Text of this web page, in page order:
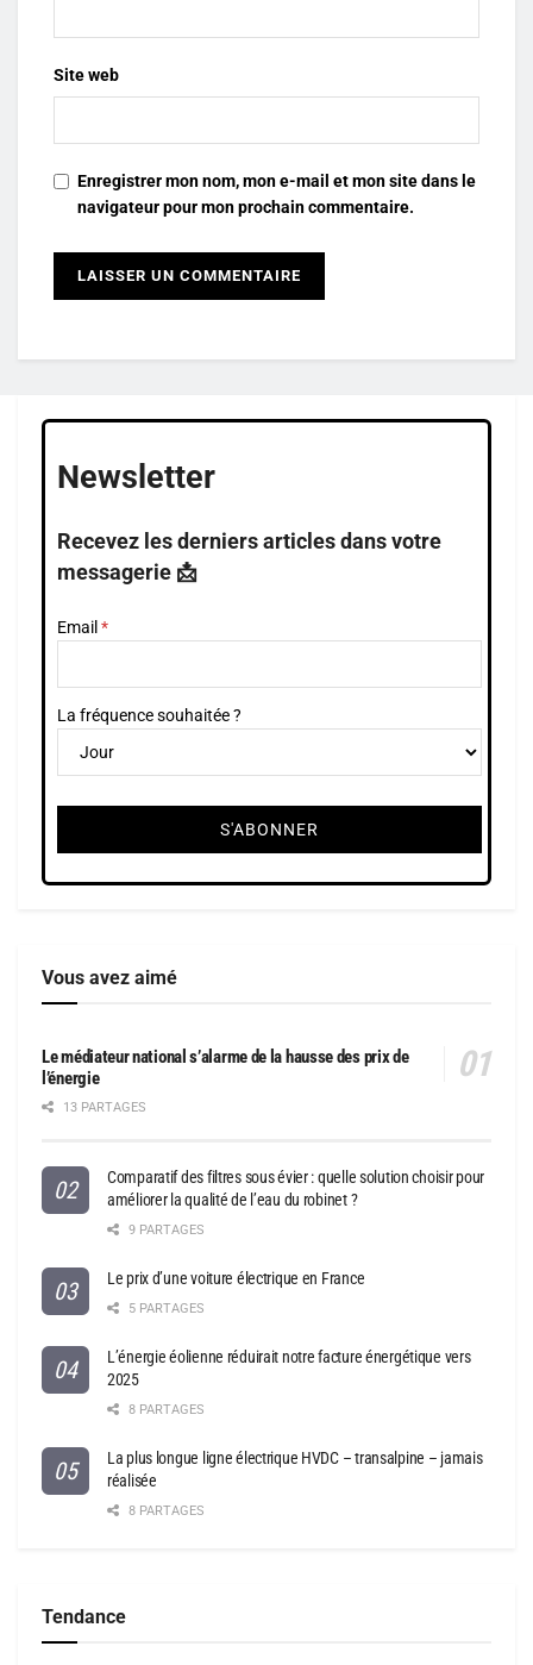
Site web
Enregistrer mon nom, mon e-mail et mon site dans le
navigateur pour mon prochain commentaire.
Newsletter
Recevez les derniers articles dans votre
messagerie 📩
Email
La fréquence souhaitée ?
Vous avez aimé
Le médiateur national s’alarme de la hausse des prix de
l’énergie
13 PARTAGES
Comparatif des filtres sous évier : quelle solution choisir pour
améliorer la qualité de l’eau du robinet ?
9 PARTAGES
Le prix d’une voiture électrique en France
5 PARTAGES
L’énergie éolienne réduirait notre facture énergétique vers
2025
8 PARTAGES
La plus longue ligne électrique HVDC – transalpine – jamais
réalisée
8 PARTAGES
Tendance